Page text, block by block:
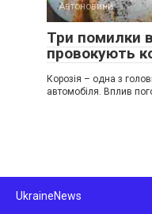
Автоновини
Три помилки
провокують
Корозія – одна з
автомобіля. Вплив
UkraineNews